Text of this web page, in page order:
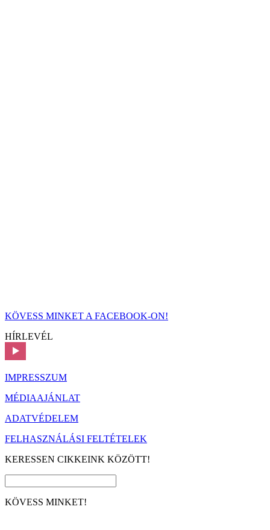
KÖVESS MINKET A FACEBOOK-ON!
HÍRLEVÉL
IMPRESSZUM
MÉDIAAJÁNLAT
ADATVÉDELEM
FELHASZNÁLÁSI FELTÉTELEK
KERESSEN CIKKEINK KÖZÖTT!
KÖVESS MINKET!